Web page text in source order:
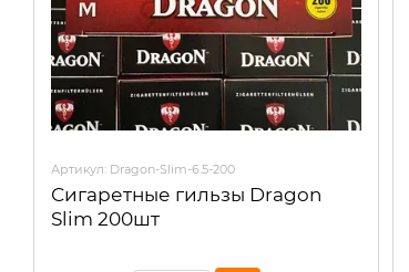
Артикул: Dragon-Slim-6.5-200
Сигаретные гильзы Dragon
Slim 200шт